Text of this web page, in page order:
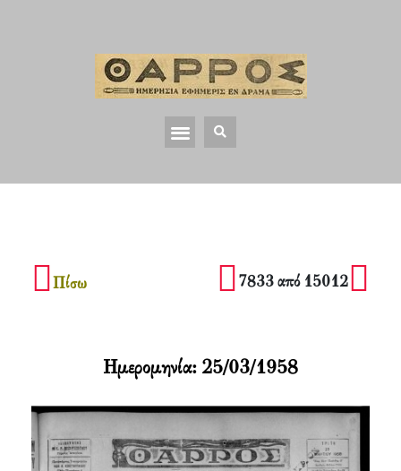
Πίσω 7833 από 15012
Ημερομηνία: 25/03/1958